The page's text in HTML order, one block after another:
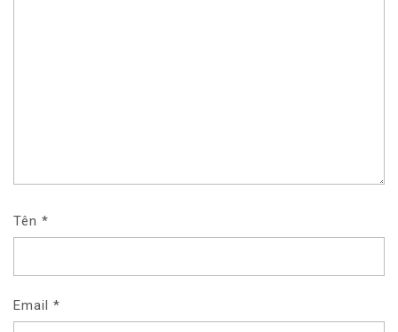
Tên *
Email *